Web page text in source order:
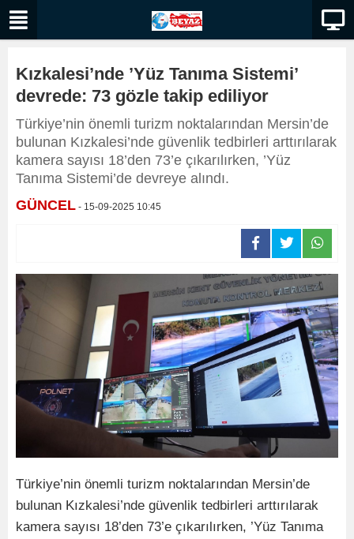
Kızkalesi’nde ’Yüz Tanıma Sistemi’
devrede: 73 gözle takip ediliyor
Türkiye’nin önemli turizm noktalarından Mersin’de
bulunan Kızkalesi’nde güvenlik tedbirleri arttırılarak
kamera sayısı 18’den 73’e çıkarılırken, ’Yüz
Tanıma Sistemi’de devreye alındı.
GÜNCEL - 15-09-2025 10:45
Türkiye’nin önemli turizm noktalarından Mersin’de
bulunan Kızkalesi’nde güvenlik tedbirleri arttırılarak
kamera sayısı 18’den 73’e çıkarılırken, ’Yüz Tanıma